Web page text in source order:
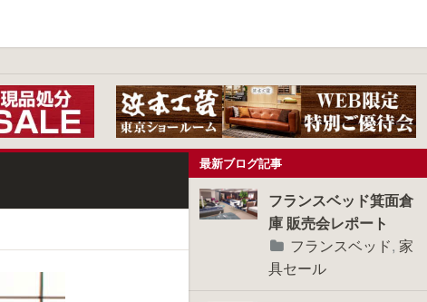
最新ブログ記事
フランスベッド箕面倉
庫 販売会レポート
フランスベッド, 家
具セール